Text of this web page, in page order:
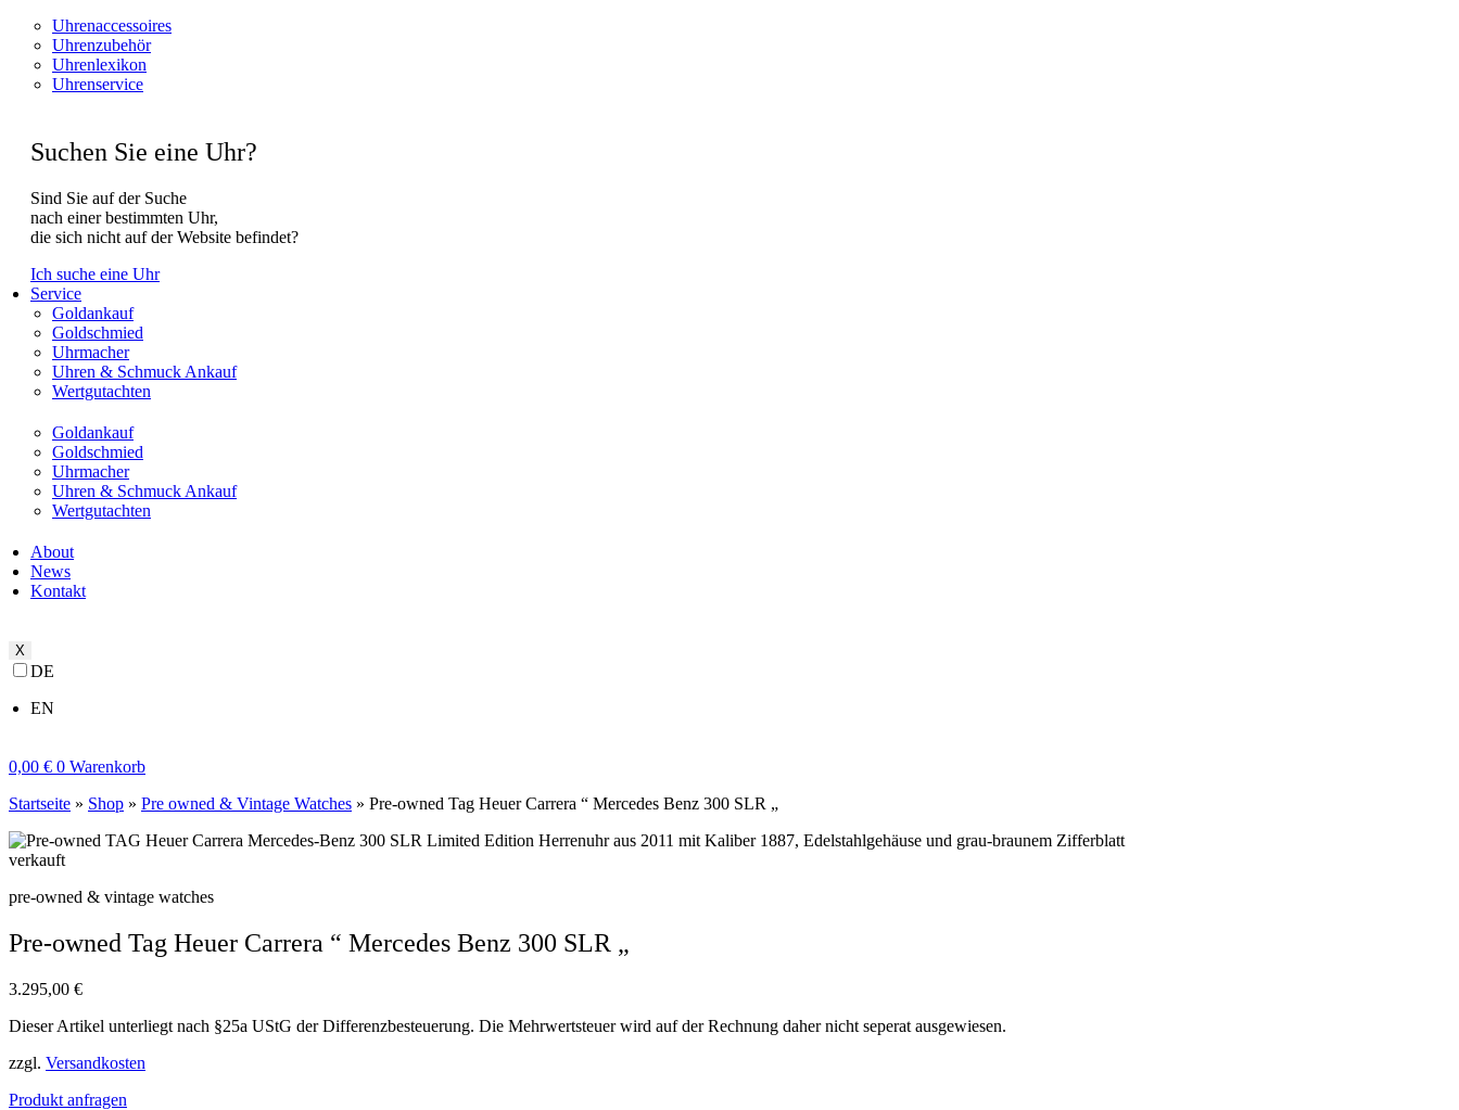
Uhrenaccessoires
Uhrenzubehör
Uhrenlexikon
Uhrenservice
Suchen Sie eine Uhr?
Sind Sie auf der Suche
nach einer bestimmten Uhr,
die sich nicht auf der Website befindet?
Ich suche eine Uhr
Service
Goldankauf
Goldschmied
Uhrmacher
Uhren & Schmuck Ankauf
Wertgutachten
Goldankauf
Goldschmied
Uhrmacher
Uhren & Schmuck Ankauf
Wertgutachten
About
News
Kontakt
X
DE
EN
0,00 € 0 Warenkorb
Startseite » Shop » Pre owned & Vintage Watches » Pre-owned Tag Heuer Carrera “ Mercedes Benz 300 SLR „
verkauft
pre-owned & vintage watches
Pre-owned Tag Heuer Carrera “ Mercedes Benz 300 SLR „
3.295,00 €
Dieser Artikel unterliegt nach §25a UStG der Differenzbesteuerung. Die Mehrwertsteuer wird auf der Rechnung daher nicht seperat ausgewiesen.
zzgl. Versandkosten
Produkt anfragen